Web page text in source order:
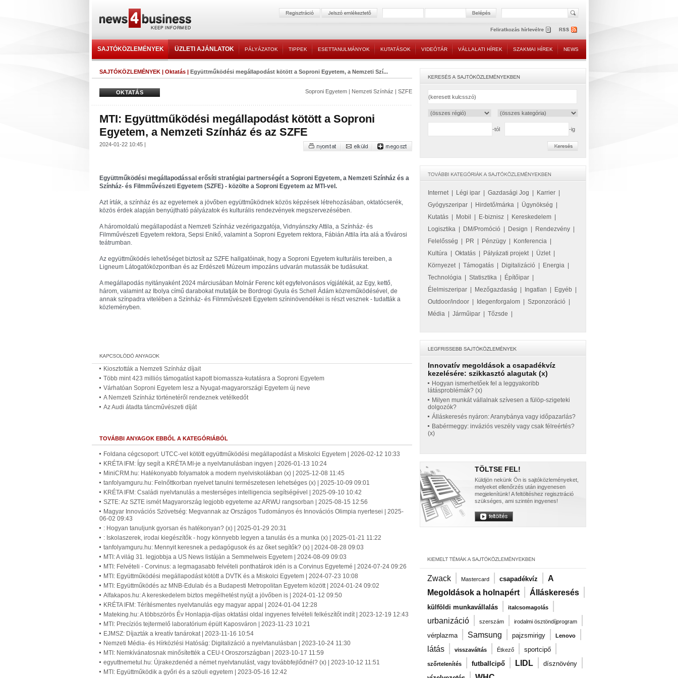
SAJTÓKÖZLEMÉNYEK ÜZLETI AJÁNLATOK PÁLYÁZATOK TIPPEK ESETTANULMÁNYOK KUTATÁSOK VIDEÓTÁR VÁLLALATI HÍREK SZAKMAI HÍREK NEWS
SAJTÓKÖZLEMÉNYEK | Oktatás | Együttműködési megállapodást kötött a Soproni Egyetem, a Nemzeti Szí...
OKTATÁS Soproni Egyetem | Nemzeti Színház | SZFE
MTI: Együttműködési megállapodást kötött a Soproni
Egyetem, a Nemzeti Színház és az SZFE
2024-01-22 10:45 |
Együttműködési megállapodással erősíti stratégiai partnerségét a Soproni Egyetem, a Nemzeti Színház és a
Színház- és Filmművészeti Egyetem (SZFE) - közölte a Soproni Egyetem az MTI-vel.
Azt írták, a színház és az egyetemek a jövőben együttműködnek közös képzések létrehozásában, oktatócserék,
közös érdek alapján benyújtható pályázatok és kulturális rendezvények megszervezésében.
A háromoldalú megállapodást a Nemzeti Színház vezérigazgatója, Vidnyánszky Attila, a Színház- és
Filmművészeti Egyetem rektora, Sepsi Enikő, valamint a Soproni Egyetem rektora, Fábián Attila írta alá a fővárosi
teátrumban.
Az együttműködés lehetőséget biztosít az SZFE hallgatóinak, hogy a Soproni Egyetem kulturális tereiben, a
Ligneum Látogatóközpontban és az Erdészeti Múzeum impozáns udvarán mutassák be tudásukat.
A megállapodás nyitányaként 2024 márciusában Molnár Ferenc két egyfelvonásos vígjátékát, az Egy, kettő,
három, valamint az Ibolya című darabokat mutatják be Bordrogi Gyula és Schell Ádám közreműködésével, de
annak színpadra vitelében a Színház- és Filmművészeti Egyetem színinövendékei is részt vesznek - tudatták a
közleményben.
Kiosztották a Nemzeti Színház díjait
Több mint 423 milliós támogatást kapott biomassza-kutatásra a Soproni Egyetem
Várhatóan Soproni Egyetem lesz a Nyugat-magyarországi Egyetem új neve
A Nemzeti Színház történetéről rendeznek vetélkedőt
Az Audi átadta táncművészeti díját
TOVÁBBI ANYAGOK EBBŐL A KATEGÓRIÁBÓL
Foldana cégcsoport: UTCC-vel kötött együttműködési megállapodást a Miskolci Egyetem | 2026-02-12 10:33
KRÉTA IFM: Így segít a KRÉTA MI-je a nyelvtanulásban ingyen | 2026-01-13 10:24
MiniCRM.hu: Hatékonyabb folyamatok a modern nyelviskolákban (x) | 2025-12-08 11:45
tanfolyamguru.hu: Felnőttkorban nyelvet tanulni természetesen lehetséges (x) | 2025-10-09 09:01
KRÉTA IFM: Családi nyelvtanulás a mesterséges intelligencia segítségével | 2025-09-10 10:42
SZTE: Az SZTE ismét Magyarország legjobb egyeteme az ARWU rangsorban | 2025-08-15 12:56
Magyar Innovációs Szövetség: Megvannak az Országos Tudományos és Innovációs Olimpia nyertesei | 2025-
06-02 09:43
: Hogyan tanuljunk gyorsan és hatékonyan? (x) | 2025-01-29 20:31
: Iskolaszerek, irodai kiegészítők - hogy könnyebb legyen a tanulás és a munka (x) | 2025-01-21 11:22
tanfolyamguru.hu: Mennyit keresnek a pedagógusok és az őket segítők? (x) | 2024-08-28 09:03
MTI: A világ 31. legjobbja a US News listáján a Semmelweis Egyetem | 2024-08-09 09:03
MTI: Felvételi - Corvinus: a legmagasabb felvételi ponthatárok idén is a Corvinus Egyetemé | 2024-07-24 09:26
MTI: Együttműködési megállapodást kötött a DVTK és a Miskolci Egyetem | 2024-07-23 10:08
MTI: Együttműködés az MNB-Edulab és a Budapesti Metropolitan Egyetem között | 2024-01-24 09:02
Alfakapos.hu: A kereskedelem biztos megélhetést nyújt a jövőben is | 2024-01-12 09:50
KRÉTA IFM: Térítésmentes nyelvtanulás egy magyar appal | 2024-01-04 12:28
Mateking.hu: A többszörös Év Honlapja-díjas oktatási oldal ingyenes felvételi felkészítőt indít | 2023-12-19 12:43
MTI: Precíziós tejtermelő laboratórium épült Kaposváron | 2023-11-23 10:21
EJMSZ: Díjazták a kreatív tanárokat | 2023-11-16 10:54
Nemzeti Média- és Hírközlési Hatóság: Digitalizáció a nyelvtanulásban | 2023-10-24 11:30
MTI: Nemkívánatosnak minősítették a CEU-t Oroszországban | 2023-10-17 11:59
egyuttnemetul.hu: Újrakezdenéd a német nyelvtanulást, vagy továbbfejlődnél? (x) | 2023-10-12 11:51
MTI: Együttműködik a győri és a szöuli egyetem | 2023-05-16 12:42
-tól -ig
Internet| Légi ipar Gazdasági Jog Karrier
Gyógyszeripar
Hirdető/márka Ügynökség
Kutatás
Mobil E-biznisz Kereskedelem
Logisztika
DM/Promóció Design Rendezvény
Felelősség
PR Pénzügy Konferencia
Kultúra
Oktatás Pályázati projekt| Üzlet|
Környezet| Támogatás Digitalizáció Energia
Technológia
Statisztika Építőipar
Élelmiszeripar
Mezőgazdaság Ingatlan Egyéb
Outdoor/indoor
Idegenforgalom Szponzoráció
Média
Járműipar Tőzsde
Innovatív megoldások a csapadékvíz
kezelésére: szikkasztó alagutak (x)
Hogyan ismerhetőek fel a leggyakoribb
látásproblémák? (x)
Milyen munkát vállalnak szívesen a fülöp-szigeteki
dolgozók?
Álláskeresés nyáron: Aranybánya vagy időpazarlás?
Babérmeggy: inváziós veszély vagy csak félreértés?
(x)
TÖLTSE FEL!
Küldjön nekünk Ön is sajtóközleményeket,
melyeket ellenőrzés után ingyenesen
megjelenítünk! A feltöltéshez regisztráció
szükséges, ami szintén ingyenes!
Zwack | Mastercard | csapadékvíz | A
Megoldások a holnapért | Álláskeresés |
külföldi munkavállalás | italcsomagolás |
urbanizáció | szerszám | irodalmi ösztöndíjprogram |
vérplazma | Samsung | pajzsmirigy | Lenovo |
látás | visszaváltás | Étkező | sportcipő |
szőrtelenítés | futballcipő | LIDL | dísznövény |